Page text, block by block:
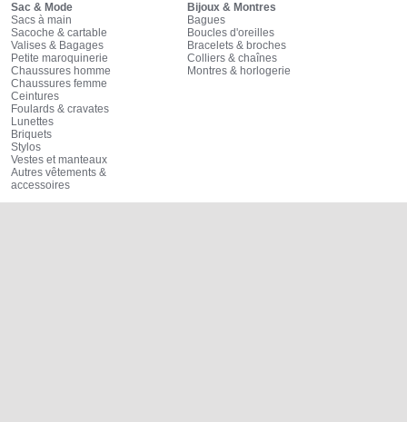
Sac & Mode
Sacs à main
Sacoche & cartable
Valises & Bagages
Petite maroquinerie
Chaussures homme
Chaussures femme
Ceintures
Foulards & cravates
Lunettes
Briquets
Stylos
Vestes et manteaux
Autres vêtements &
accessoires
Bijoux & Montres
Bagues
Boucles d'oreilles
Bracelets & broches
Colliers & chaînes
Montres & horlogerie